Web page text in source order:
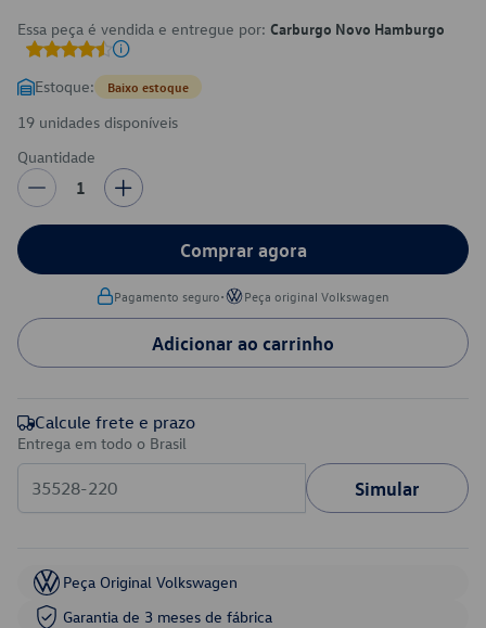
Essa peça é vendida e entregue por: Carburgo Novo Hamburgo
Estoque: Baixo estoque
19 unidades disponíveis
Quantidade
1
Comprar agora
Pagamento seguro• Peça original Volkswagen
Adicionar ao carrinho
Calcule frete e prazo
Entrega em todo o Brasil
Simular
Peça Original Volkswagen
Garantia de 3 meses de fábrica